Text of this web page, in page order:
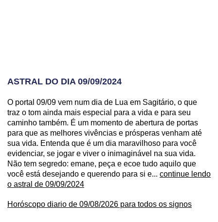
ASTRAL DO DIA 09/09/2024
O portal 09/09 vem num dia de Lua em Sagitário, o que
traz o tom ainda mais especial para a vida e para seu
caminho também. É um momento de abertura de portas
para que as melhores vivências e prósperas venham até
sua vida. Entenda que é um dia maravilhoso para você
evidenciar, se jogar e viver o inimaginável na sua vida.
Não tem segredo: emane, peça e ecoe tudo aquilo que
você está desejando e querendo para si e... continue lendo
o astral de 09/09/2024
Horóscopo diario de 09/08/2026 para todos os signos